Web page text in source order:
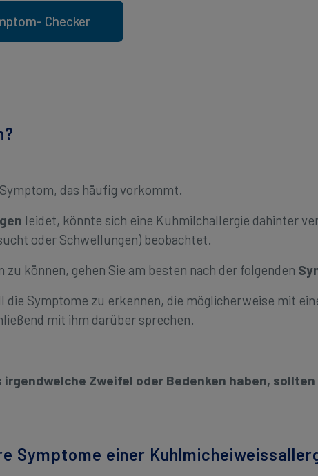
Checker
das häufig vorkommt.
leidet, könnte sich eine Kuhmilchallergie dahinter
oder Schwellungen) beobachtet.
können, gehen Sie am besten nach der folgenden
die Symptome zu erkennen, die möglicherweise mit
mit ihm darüber sprechen.
Zweifel oder Bedenken haben,
Symptome einer